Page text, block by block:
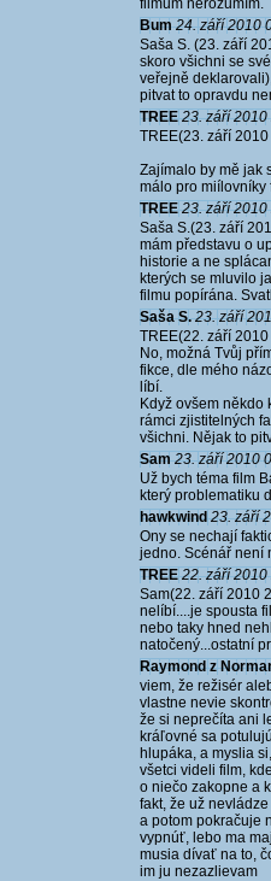
filmům nerozumím.
Bum 24. září 2010
Saša S. (23. září
skoro všichni se
veřejně
pitvat to opravdu
TREE 23. září 2010
TREE(23. září
Zajímalo by mě jak
málo pro miílovníky
TREE 23. září 2010
Saša S.(23. září
mám představu o
historie a ne
kterých se mluvilo
filmu popírána.
Saša S. 23. září
TREE(22. září
No, možná Tvůj
fikce, dle mého
líbí.
Když ovšem někdo
rámci zjistitelných
všichni. Nějak to
Sam 23. září 2010
Už bych téma film
který problematiku
hawkwind 23. září
Ony se nechají
jedno. Scénář není
TREE 22. září 2010
Sam(22. září 2010
nelíbí....je spousta
nebo taky hned
natočený...ostatní
Raymond z
viem, že režisér
vlastne nevie
že si neprečíta ani
kráľovné sa
hlupáka, a myslia
všetci videli film,
o niečo zakopne a
fakt, že už
a potom pokračuje
vypnúť, lebo ma
musia dívať na to,
im ju nezazlievam